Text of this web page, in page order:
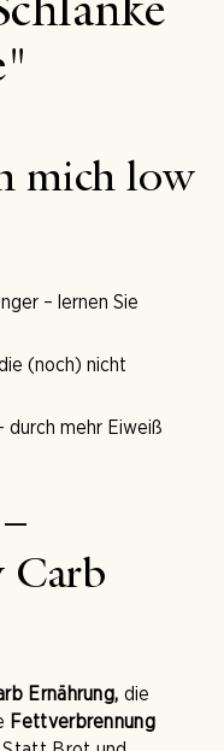
mich low
– lernen Sie
(noch) nicht
mehr Eiweiß
Carb
Ernährung, die
Fettverbrennung